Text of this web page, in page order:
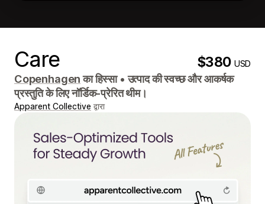
Care $380USD
Copenhagenका हिस्सा • उत्पाद की स्वच्छ और आकर्षक
प्रस्तुति के लिए नॉर्डिक-प्रेरित थीम।
Apparent Collective द्वारा